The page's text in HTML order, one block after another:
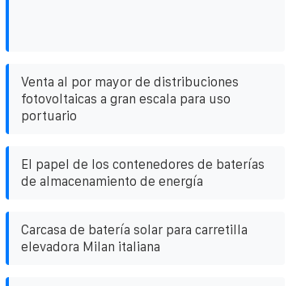
Venta al por mayor de distribuciones
fotovoltaicas a gran escala para uso
portuario
El papel de los contenedores de baterías
de almacenamiento de energía
Carcasa de batería solar para carretilla
elevadora Milan italiana